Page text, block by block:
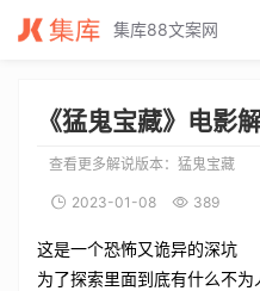
猛鬼宝藏电影解说文案_猛鬼宝藏电影解说词_猛
集库88文案网
《猛鬼宝藏》电影
查看更多解说版本： 猛鬼宝藏
2023-01-08 389
这是一个恐怖又诡异的深坑
为了探索里面到底有什么不为